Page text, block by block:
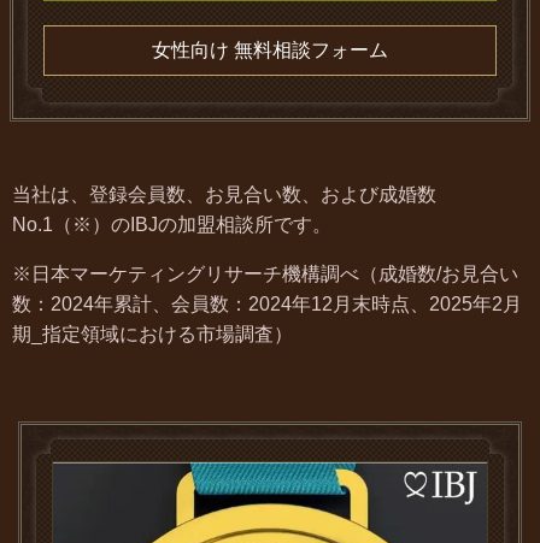
女性向け 無料相談フォーム
当社は、登録会員数、お見合い数、および成婚数
No.1（※）のIBJの加盟相談所です。
※日本マーケティングリサーチ機構調べ（成婚数/お見合い
数：2024年累計、会員数：2024年12月末時点、2025年2月
期_指定領域における市場調査）